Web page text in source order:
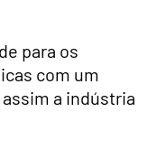
para os
com um
a indústria